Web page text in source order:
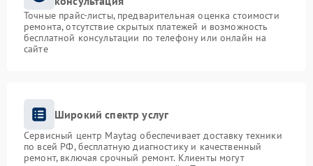
Точные прайс-листы, предварительная оценка стоимости
ремонта, отсутствие скрытых платежей и возможность
бесплатной консультации по телефону или онлайн на
сайте
Широкий спектр услуг
Сервисный центр Maytag обеспечивает доставку техники
по всей РФ, бесплатную диагностику и качественный
ремонт, включая срочный ремонт. Клиенты могут